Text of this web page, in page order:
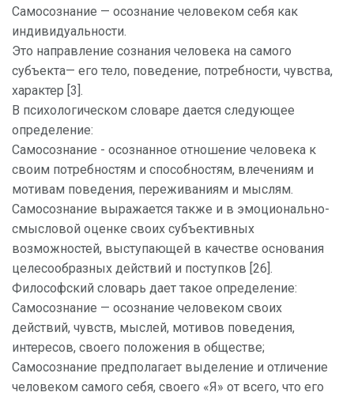
Самосознание — осознание человеком себя как
индивидуальности.
Это направление сознания человека на самого
субъекта— его тело, поведение, потребности, чувства,
характер [3].
В психологическом словаре дается следующее
определение:
Самосознание - осознанное отношение человека к
своим потребностям и способностям, влечениям и
мотивам поведения, переживаниям и мыслям.
Самосознание выражается также и в эмоционально-
смысловой оценке своих субъективных
возможностей, выступающей в качестве основания
целесообразных действий и поступков [26].
Философский словарь дает такое определение:
Самосознание — осознание человеком своих
действий, чувств, мыслей, мотивов поведения,
интересов, своего положения в обществе;
Самосознание предполагает выделение и отличение
человеком самого себя, своего «Я» от всего, что его